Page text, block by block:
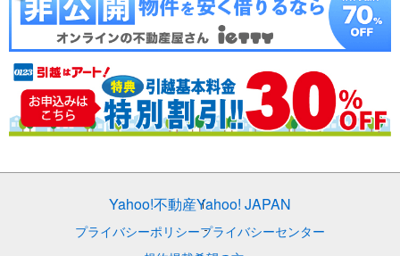
売却査定
Yahoo!不動産Yahoo! JAPAN
プライバシーポリシープライバシーセンター